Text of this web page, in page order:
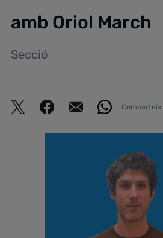
amb Oriol March
Secció
Comparteix